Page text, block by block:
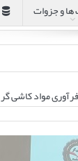
ها و جزوات
مواد کاشی گر